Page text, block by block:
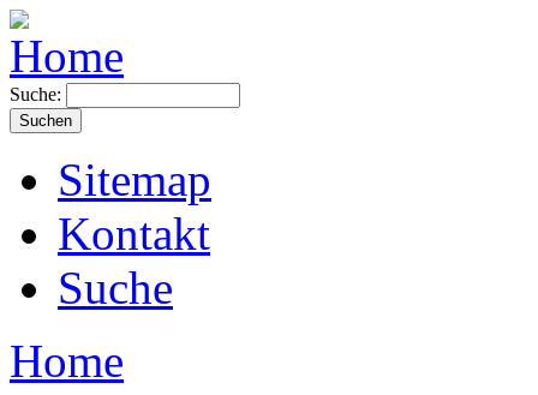
Suche:
Sitemap
Kontakt
Suche
Home